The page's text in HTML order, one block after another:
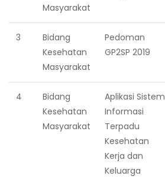
Masyarakat
3
Bidang
Kesehatan
Masyarakat
Pedoman
GP2SP 2019
4
Bidang
Kesehatan
Masyarakat
Aplikasi Sistem
Informasi
Terpadu
Kesehatan
Kerja dan
Keluarga